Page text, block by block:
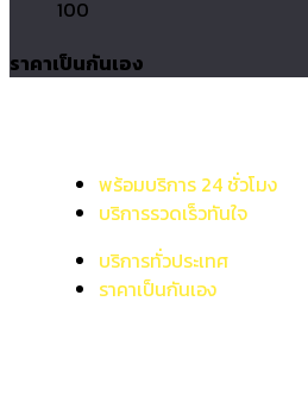
100
ราคาเป็นกันเอง
พร้อมบริการ 24 ชั่วโมง
บริการรวดเร็วทันใจ
บริการทั่วประเทศ
ราคาเป็นกันเอง